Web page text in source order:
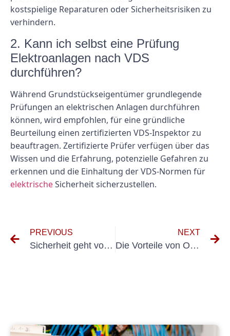
kostspielige Reparaturen oder Sicherheitsrisiken zu
verhindern.
2. Kann ich selbst eine Prüfung
Elektroanlagen nach VDS
durchführen?
Während Grundstückseigentümer grundlegende
Prüfungen an elektrischen Anlagen durchführen
können, wird empfohlen, für eine gründliche
Beurteilung einen zertifizierten VDS-Inspektor zu
beauftragen. Zertifizierte Prüfer verfügen über das
Wissen und die Erfahrung, potenzielle Gefahren zu
erkennen und die Einhaltung der VDS-Normen für
elektrischeSicherheit sicherzustellen.
PREVIOUS
Sicherheit geht vor: Tipps zur elektrischen Überprüfung elektrischer Geräte
NEXT
Die Vorteile von Ortsfeste Anlagen DGUV V3 für die Mitarbeitersicherheit